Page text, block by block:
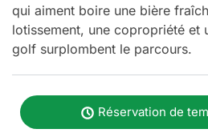
qui aiment boire une bière
lotissement, une copropriété et
golf surplombent le parcours.
Réservation de